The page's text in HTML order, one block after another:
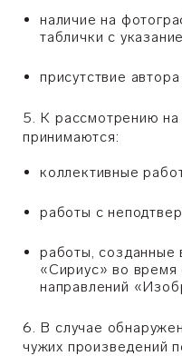
наличие на
таблички с
присутствие
5. К рассмотрению
принимаются:
коллективные
работы с
работы, созданные
«Сириус» во время
направлений
6. В случае
чужих произведений